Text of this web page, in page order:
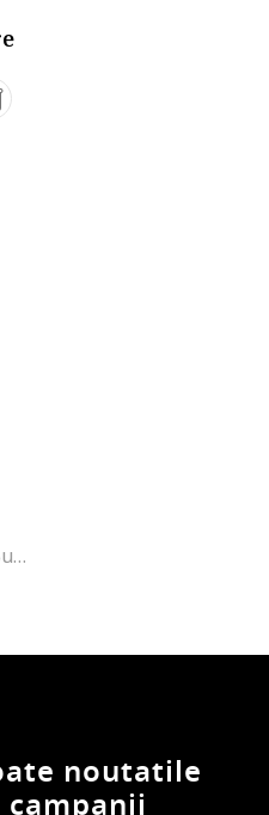
Bluza copii, 556748, Violet, Bumbac
noutatile